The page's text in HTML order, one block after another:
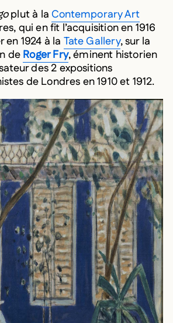
plut à laContemporary Art
qui en fit l’acquisition en 1916
1924 à la Tate Gallery, sur la
deRoger Fry, éminent historien
des 2 expositions
de Londres en 1910 et 1912.